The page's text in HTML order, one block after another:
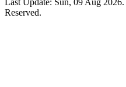
Reserved.